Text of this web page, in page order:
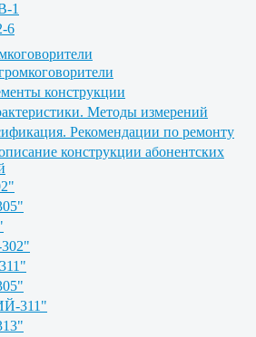
1
6
конструкции
Методы измерений
Рекомендации по ремонту
конструкции абонентских
311"